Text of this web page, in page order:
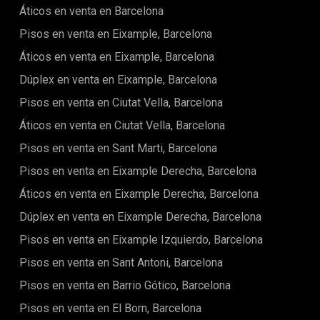
desconectar.La cocina, de concepto abierto, está
completamente equipada con electrodomésticos
modernos, incluyendo nevera, microondas, vitrocerámica y
utensilios de cocina, lo que la convierte en un espacio
con una cómoda cama doble y espacio de almacenamiento
después de un día explorando la ciudad. El baño es moderno
y práctico, equipado con ducha y acabados de alta
acondicionado, ideal para mantener una temperatura
wifi de alta velocidad (300 Mbps) está incluido en el alquiler,
lo que lo convierte en una excelente opción para trabajar
desde casa, estudiar o disfrutar de contenido en línea sin
interrupciones.La seguridad es una prioridad, por lo que el
ofreciéndote tranquilidad durante tu estancia.Ubicado en El
Raval, una de las zonas más vibrantes y multiculturales de
Barcelona, estarás rodeado de una amplia oferta cultural,
gastronómica y de ocio. A pocos minutos a pie, encontrarás
MACBA (Museo de Arte Contemporáneo de Barcelona) y
Áticos en venta en Barcelona
Pisos en venta en Eixample, Barcelona
Áticos en venta en Eixample, Barcelona
Dúplex en venta en Eixample, Barcelona
Pisos en venta en Ciutat Vella, Barcelona
Áticos en venta en Ciutat Vella, Barcelona
Pisos en venta en Sant Marti, Barcelona
Pisos en venta en Eixample Derecha, Barcelona
Áticos en venta en Eixample Derecha, Barcelona
Dúplex en venta en Eixample Derecha, Barcelona
Pisos en venta en Eixample Izquierdo, Barcelona
Pisos en venta en Sant Antoni, Barcelona
Pisos en venta en Barrio Gótico, Barcelona
Pisos en venta en El Born, Barcelona